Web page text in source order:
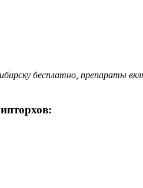
бесплатно, препараты